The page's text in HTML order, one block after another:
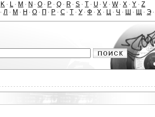
K · L · M · N · O · P · Q · R · S · T · U · V · W · X · Y · Z
· Л · М · Н · О · П · Р · С · Т · У · Ф · Х · Ц · Ч · Ш · Щ · Э ·